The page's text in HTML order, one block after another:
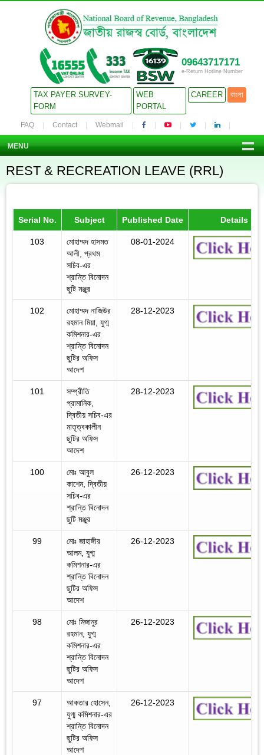
09643717171
e-Return Hotline Number
TAX PAYER SURVEY-
FORM
WEB
PORTAL
CAREER বাংলা
FAQ Contact Webmail
MENU
REST & RECREATION LEAVE (RRL)
Serial No. Subject Published Date Details
103
মোহাম্মদ হাসমত
আলী, প্রথম
সচিব-এর
শ্রান্তি বিনোদন
ছুটি মঞ্জুর
08-01-2024
102
মোহাম্মদ নাজিউর
রহমান মিয়া, যুগ্ম
কমিশনার-এর
শ্রান্তি বিনোদন
ছুটির অফিস
আদেশ
28-12-2023
101
সম্প্রীতি
প্রামানিক,
দ্বিতীয় সচিব-এর
মাতৃত্বকালীন
ছুটির অফিস
আদেশ
28-12-2023
100
মোঃ আবুল
কাশেম, দ্বিতীয়
সচিব-এর
শ্রান্তি বিনোদন
ছুটি মঞ্জুর
26-12-2023
99
মোঃ জাহাঙ্গীর
আলম, যুগ্ম
কমিশনার-এর
শ্রান্তি বিনোদন
ছুটির অফিস
আদেশ
26-12-2023
98
মোঃ মিজানুর
রহমান, যুগ্ম
কমিশনার-এর
শ্রান্তি বিনোদন
ছুটির অফিস
আদেশ
26-12-2023
97
আকতার হোসেন,
যুগ্ম কমিশনার-এর
শ্রান্তি বিনোদন
ছুটির অফিস
আদেশ
26-12-2023